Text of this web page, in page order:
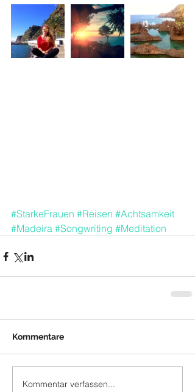
#StarkeFrauen #Reisen #Achtsamkeit
#Madeira #Songwriting #Meditation
Kommentare
Kommentar verfassen...